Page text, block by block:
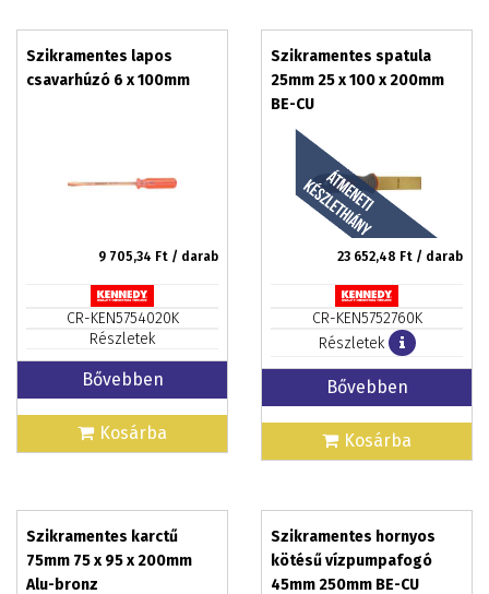
Szikramentes lapos
csavarhúzó 6 x 100mm
9 705,34 Ft / darab
CR-KEN5754020K
Részletek
Bővebben
Kosárba
Szikramentes spatula
25mm 25 x 100 x 200mm
BE-CU
23 652,48 Ft / darab
CR-KEN5752760K
Részletek
Bővebben
Kosárba
Szikramentes karctű
75mm 75 x 95 x 200mm
Alu-bronz
Szikramentes hornyos
kötésű vízpumpafogó
45mm 250mm BE-CU